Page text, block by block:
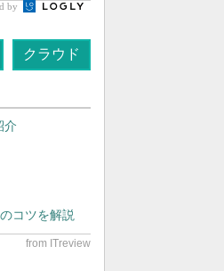
by
クラウド
介
コツを解説